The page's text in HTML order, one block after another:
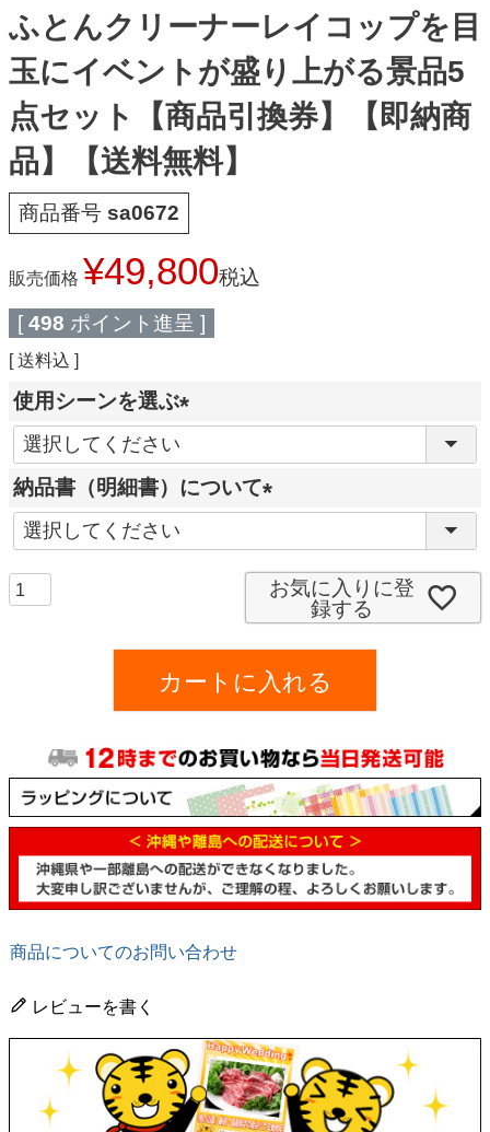
ふとんクリーナーレイコップを目
玉にイベントが盛り上がる景品5
点セット【商品引換券】【即納商
品】【送料無料】
商品番号 sa0672
販売価格 ¥49,800税込
[ 498 ポイント進呈 ]
送料込
使用シーンを選ぶ
必
須
納品書（明細書）について
必
須
)
お気に入りに登
録する
カートに入れる
商品についてのお問い合わせ
レビューを書く